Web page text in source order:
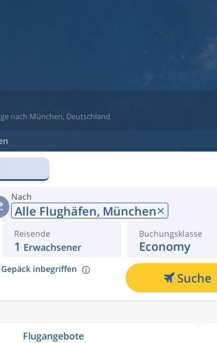
nach München, Deutschland
Nach
Alle Flughäfen, München
Reisende
1 Erwachsener
Buchungsklasse
Economy
Gepäck inbegriffen
Suche
Flugangebote